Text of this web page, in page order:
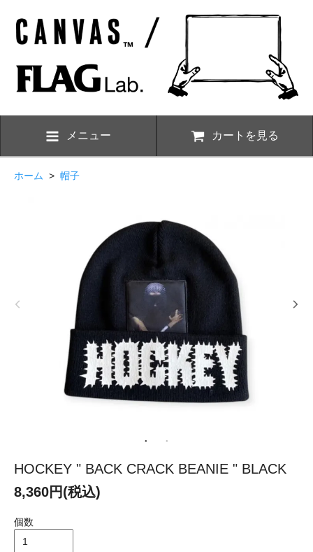
メニュー カートを見る
ホーム > 帽子
HOCKEY " BACK CRACK BEANIE " BLACK
8,360円(税込)
個数